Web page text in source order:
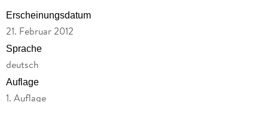
unbekümmerte Subjektivität. Er beschreibt nicht, er
empfindet die Welt.
Erscheinungsdatum
21. Februar 2012
Sprache
deutsch
Auflage
1. Auflage